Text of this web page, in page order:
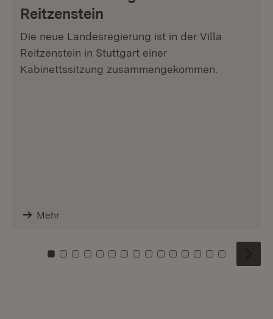
Reitzenstein
Die neue Landesregierung ist in der Villa
Reitzenstein in Stuttgart einer
Kabinettssitzung zusammengekommen.
Mehr
Zu Kachel: 0
Zu Kachel: 1
Zu Kachel: 2
Zu Kachel: 3
Zu Kachel: 4
Zu Kachel: 5
Zu Kachel: 6
Zu Kachel: 7
Zu Kachel: 8
Zu Kachel: 9
Zu Kachel: 10
Zu Kachel: 11
Zu Kachel: 12
Zu Kachel:
Zu